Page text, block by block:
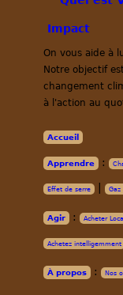
On vous aide à
Notre objectif
changement
à l'action au
Accueil
Apprendre :
Effet de serre
Agir : Acheter Local
Achetez intelligemment
À propos : Nos